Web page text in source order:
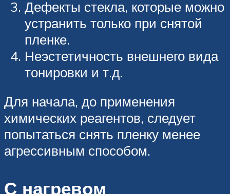
Дефекты стекла, которые можно
устранить только при снятой
пленке.
Неэстетичность внешнего вида
тонировки и т.д.
Для начала, до применения
химических реагентов, следует
попытаться снять пленку менее
агрессивным способом.
С нагревом